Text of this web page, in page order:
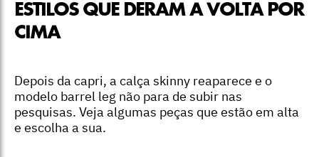
ESTILOS QUE DERAM A VOLTA POR
CIMA
Depois da capri, a calça skinny reaparece e o
modelo barrel leg não para de subir nas
pesquisas. Veja algumas peças que estão em alta
e escolha a sua.